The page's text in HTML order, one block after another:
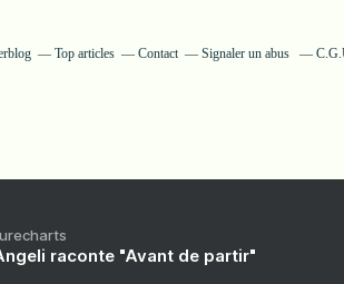
Top articles Contact Signaler un abus
raconte "Avant de partir"